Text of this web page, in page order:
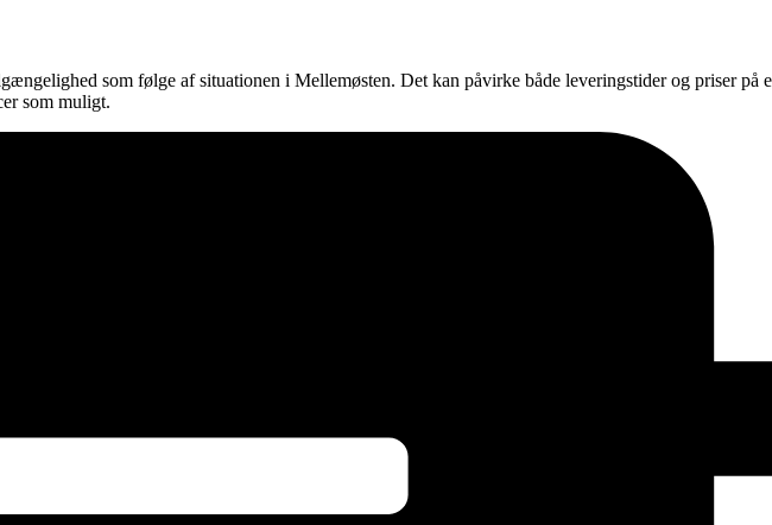
som følge af situationen i Mellemøsten. Det kan påvirke både leveringstider og priser
som muligt.